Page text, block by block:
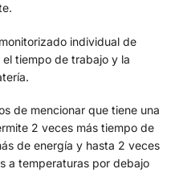
individual de
tiempo de trabajo y la
de mencionar que tiene una
2 veces más tiempo de
de energía y hasta 2 veces
a temperaturas por debajo